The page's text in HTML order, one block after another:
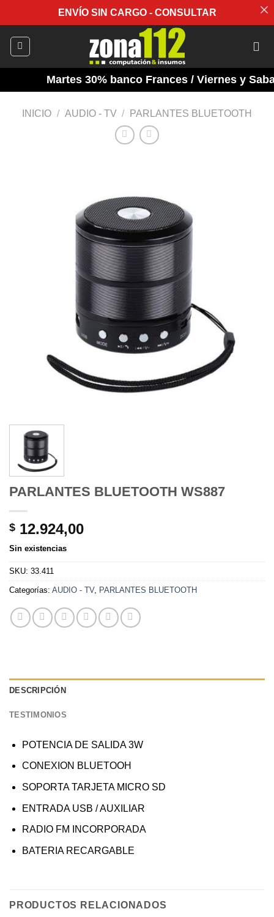
ENVÍO SIN CARGO - CONSULTAR
Martes 30% banco Frances / Viernes y
INICIO / AUDIO - TV / PARLANTES BLUETOOTH
PARLANTES BLUETOOTH WS887
$ 12.924,00
Sin existencias
SKU: 33.411
Categorías: AUDIO - TV, PARLANTES BLUETOOTH
DESCRIPCIÓN
TESTIMONIOS
POTENCIA DE SALIDA 3W
CONEXION BLUETOOH
SOPORTA TARJETA MICRO SD
ENTRADA USB / AUXILIAR
RADIO FM INCORPORADA
BATERIA RECARGABLE
PRODUCTOS RELACIONADOS